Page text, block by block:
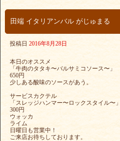
田端 イタリアンバル がじゅまる
投稿日 2016年8月28日
本日のオススメ
「牛肉のタタキ〜バルサミコソース〜」
650円
少しある酸味のソースがあう。
サービスカクテル
「スレッジハンマー〜ロックスタイル〜」
300円
ウォッカ
ライム
日曜日も営業中！
ご来店お待ちしております。